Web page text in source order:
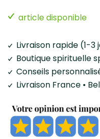
article disponible
Livraison rapide (1-3
Boutique spirituelle
Conseils
Livraison France •